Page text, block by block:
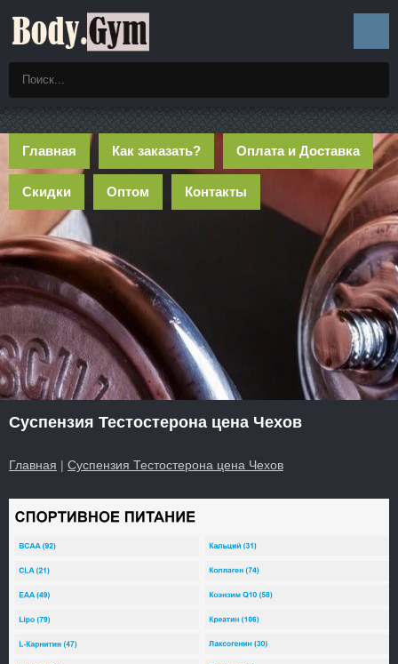
Главная Как заказать? Оплата и Доставка
Скидки Оптом Контакты
Суспензия Тестостерона цена Чехов
Главная | Суспензия Тестостерона цена Чехов